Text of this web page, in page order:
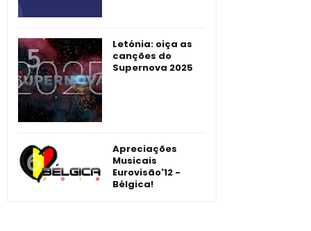
Letónia: oiça as
canções do
Supernova 2025
Apreciações
Musicais
Eurovisão'12 -
Bélgica!